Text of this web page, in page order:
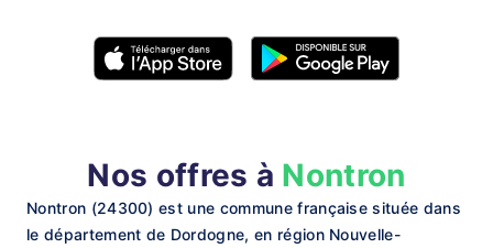
Nos offres à Nontron
Nontron (24300) est une commune française située dans
le département de Dordogne, en région Nouvelle-